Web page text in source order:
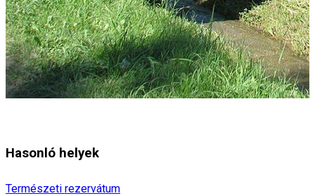
Hasonló helyek
Természeti rezervátum